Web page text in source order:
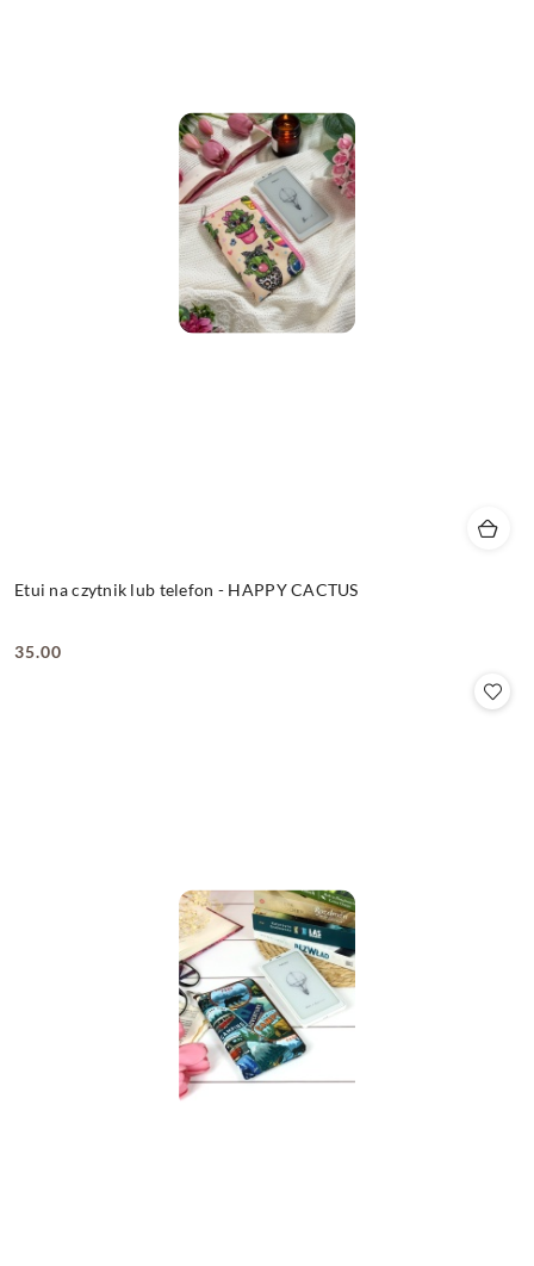
Etui na czytnik lub telefon - HAPPY CACTUS
Cena:
35.00